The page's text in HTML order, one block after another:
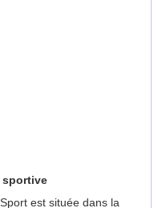
sportive
est située dans la